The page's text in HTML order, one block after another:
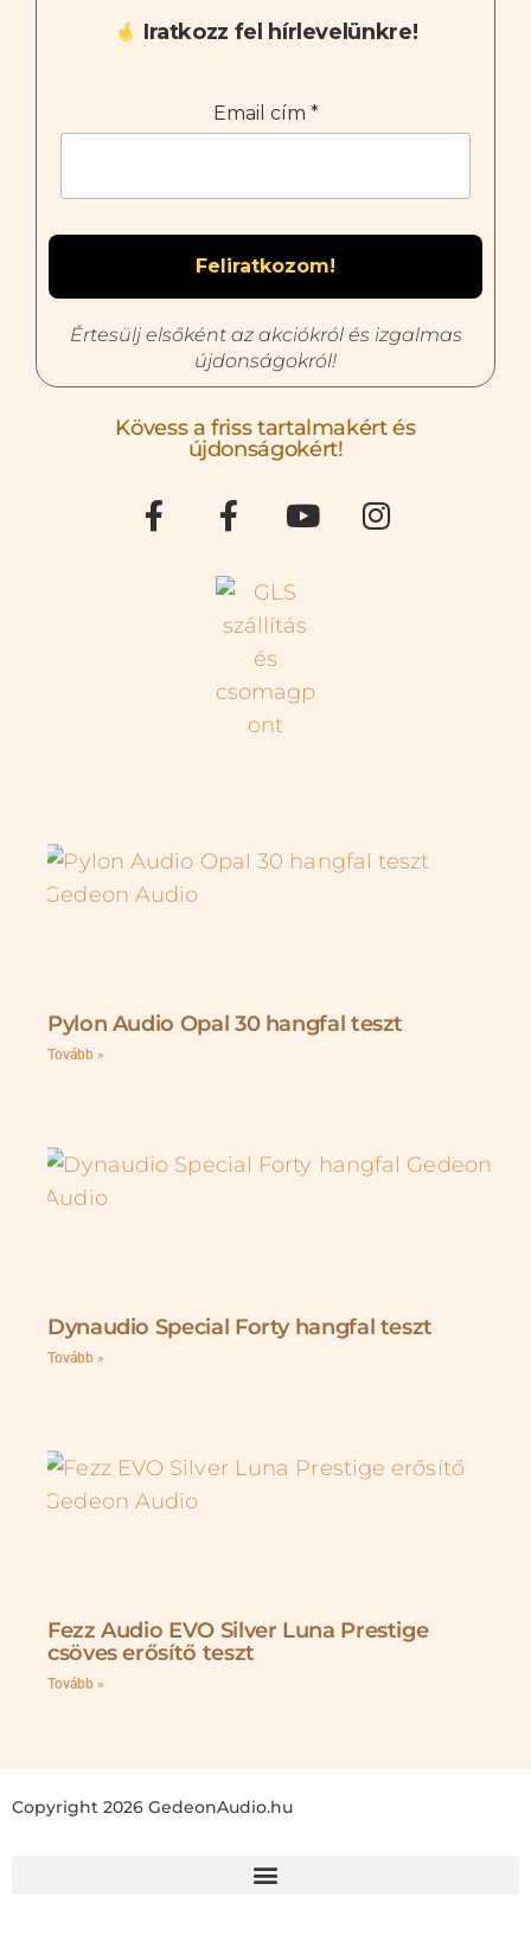
Iratkozz fel hírlevelünkre!
Email cím *
Értesülj elsőként az akciókról és izgalmas
újdonságokról!
Kövess a friss tartalmakért és
újdonságokért!
Pylon Audio Opal 30 hangfal teszt
Tovább »
Dynaudio Special Forty hangfal teszt
Tovább »
Fezz Audio EVO Silver Luna Prestige
csöves erősítő teszt
Tovább »
Copyright 2026 GedeonAudio.hu